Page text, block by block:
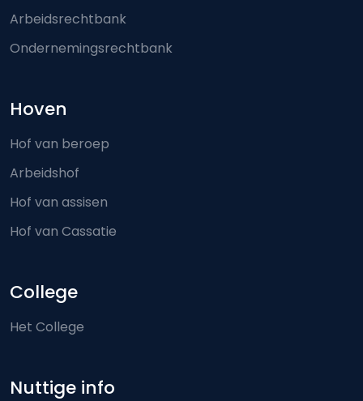
Arbeidsrechtbank
Ondernemingsrechtbank
Hoven
Hof van beroep
Arbeidshof
Hof van assisen
Hof van Cassatie
College
Het College
Nuttige info